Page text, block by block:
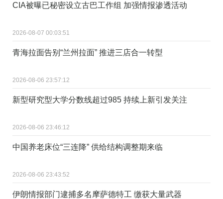
CIA被曝已秘密设立古巴工作组 加强情报渗透活动
2026-08-07 00:03:51
青海拉面告别“兰州拉面” 推进三店合一转型
2026-08-06 23:57:12
新型研究型大学分数线超过985 持续上新引发关注
2026-08-06 23:46:12
中国养老床位“三连降” 供给结构调整期来临
2026-08-06 23:43:52
伊朗情报部门逮捕多名摩萨德特工 缴获大量武器